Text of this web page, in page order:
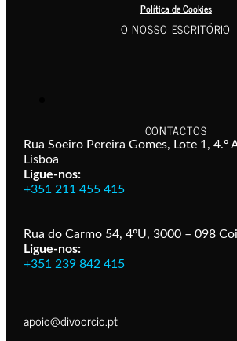
Política de Cookies
O NOSSO ESCRITÓRIO
CONTACTOS
Rua Soeiro Pereira Gomes, Lote 1, 4.º
Lisboa
Ligue-nos:
+351 211 455 415
Rua do Carmo 54, 4ºU, 3000 – 098
Ligue-nos:
+351 239 842 415
apoio@divoorcio.pt